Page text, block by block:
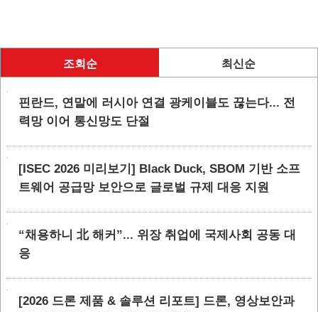
조회순 최신순
핀란드, 연말에 러시아 연결 광케이블도 끊는다... 전
력망 이어 통신망도 단절
[ISEC 2026 미리보기] Black Duck, SBOM 기반 소프
트웨어 공급망 보안으로 글로벌 규제 대응 지원
“채용하니 北 해커”... 위장 취업에 국제사회 공동 대
응
[2026 드론 제품 & 솔루션 리포트] 드론, 영상보안과